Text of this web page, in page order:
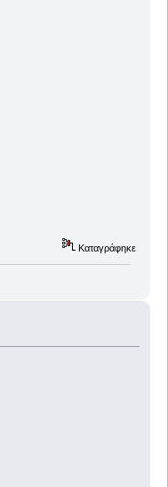
Καταγράφηκε